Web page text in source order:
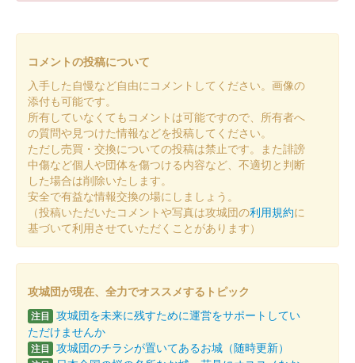
大草城 御城印
知県産ヒノキ製
販売終了
愛知県産ヒノキ「あいち認証材」を使用した御城印。各日20枚限
定。
大草城 御城印 にっぽん城まつり2025 特別御城印
販売終了
2025年3月1日（土）、2日（日）に開催された「にっぽん城まつ
コメントの投稿について
入手した自慢など自由にコメントしてください。画像の
添付も可能です。
所有していなくてもコメントは可能ですので、所有者へ
の質問や見つけた情報などを投稿してください。
ただし売買・交換についての投稿は禁止です。また誹謗
中傷など個人や団体を傷つける内容など、不適切と判断
した場合は削除いたします。
安全で有益な情報交換の場にしましょう。
（投稿いただいたコメントや写真は攻城団の利用規約に
基づいて利用させていただくことがあります）
攻城団が現在、全力でオススメするトピック
注目 攻城団を未来に残すために運営をサポートしてい
ただけませんか
注目 攻城団のチラシが置いてあるお城（随時更新）